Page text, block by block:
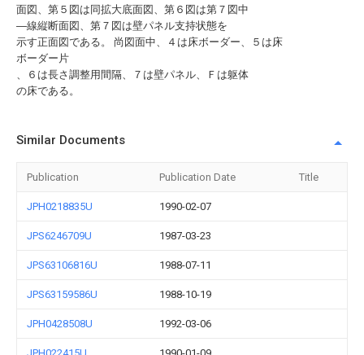
面図、第５図は同拡大底面図、第６図は第７図中
―線縦断面図、第７図は壁パネル支持状態を
示す正面図である。 尚図面中、４は床ボーダー、５は床
ボーダー片
、６は長さ調整用間隔、７は壁パネル、Ｆは躯体
の床である。
Similar Documents
Publication Publication Date Title
JPH0218835U 1990-02-07
JPS6246709U 1987-03-23
JPS63106816U 1988-07-11
JPS63159586U 1988-10-19
JPH0428508U 1992-03-06